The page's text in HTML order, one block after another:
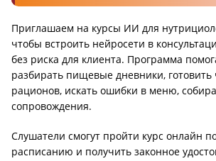
Приглашаем на курсы ИИ для
чтобы встроить нейросети в
без риска для клиента. Программа
разбирать пищевые дневники, готовить
рационов, искать ошибки в меню,
сопровождения.
Слушатели смогут пройти курс онлайн
расписанию и получить законное